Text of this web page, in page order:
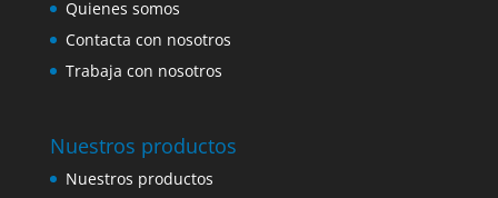
Quienes somos
Contacta con nosotros
Trabaja con nosotros
Nuestros productos
Nuestros productos